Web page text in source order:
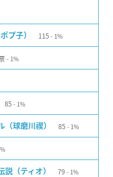
プ子） 115 1%
1%
85 1%
（球磨川禊） 85 1%
説（ティオ） 79 1%